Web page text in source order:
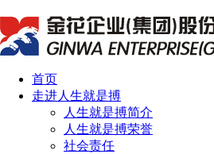
首页
走进人生就是搏
人生就是搏简介
人生就是搏荣誉
社会责任